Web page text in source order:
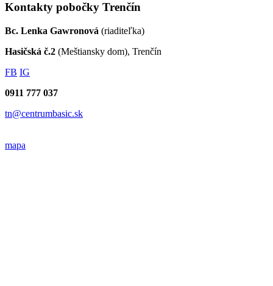
Kontakty pobočky Trenčín
Bc. Lenka Gawronová (riaditeľka)
Hasičská č.2 (Meštiansky dom), Trenčín
FB IG
0911 777 037
tn@centrumbasic.sk
mapa